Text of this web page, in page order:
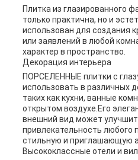
Плитка из глазированного
только практична, но и
использован для создания
или заявлений в любой
характер в пространство.
Декорация интерьера
ПОРСЕЛЕННЫЕ плитки с
использовать в различных
таких как кухни, ванные
открытом воздухе.Его
внешний вид может
привлекательность любого
стильную и приглашающую
Высококлассные отели и